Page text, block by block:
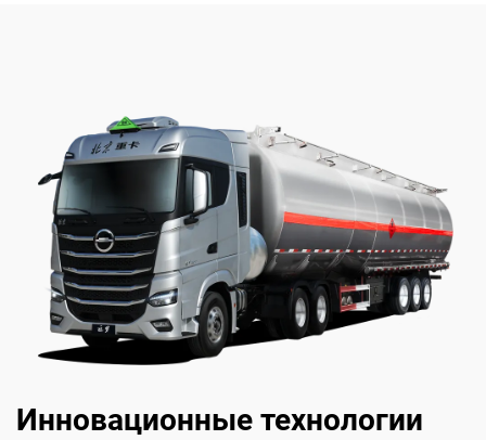
Инновационные технологии